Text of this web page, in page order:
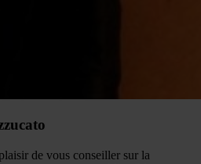
de vous conseiller sur la